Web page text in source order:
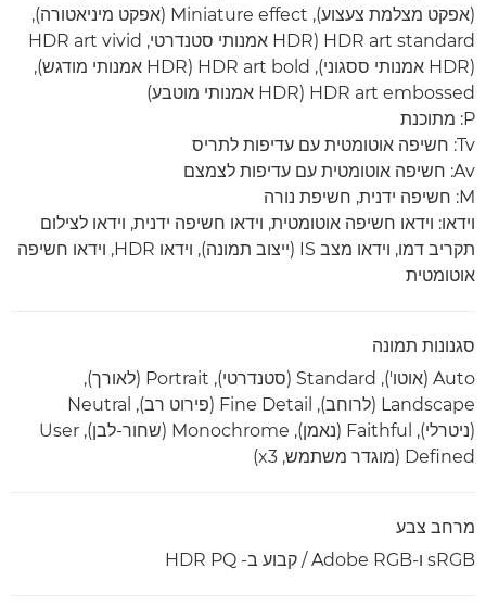
(אפקט מצלמת צעצוע), Miniature effect (אפקט מיניאטורה),
HDR art standard ‏(HDR אמנותי סטנדרטי, HDR art vivid
‏(HDR אמנותי ססגוני), HDR art bold ‏(HDR אמנותי מודגש),
HDR art embossed ‏(HDR אמנותי מוטבע)
P: מתוכנת
Tv: חשיפה אוטומטית עם עדיפות לתריס
Av: חשיפה אוטומטית עם עדיפות לצמצם
M: חשיפה ידנית, חשיפת נורה
וידאו: וידאו חשיפה אוטומטית, וידאו חשיפה ידנית, וידאו לצילום
תקריב דמו, וידאו מצב IS (ייצוב תמונה), וידאו HDR, וידאו חשיפה
אוטומטית
סגנונות תמונה
Auto (אוטו'), Standard (סטנדרטי), Portrait (לאורך),
Landscape (לרוחב), Fine Detail (פירוט רב), Neutral
(ניטרלי), Faithful (נאמן), Monochrome (שחור-לבן), User
Defined (מוגדר משתמש, ‎x3)
מרחב צבע
sRGB ו-Adobe RGB / קבוע ב- HDR PQ